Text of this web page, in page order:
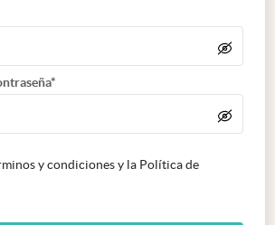
y condiciones y la Política de